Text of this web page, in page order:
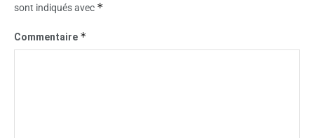
sont indiqués avec *
Commentaire *